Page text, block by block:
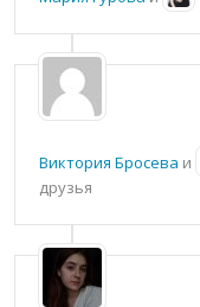
Виктория Бросева и
друзья